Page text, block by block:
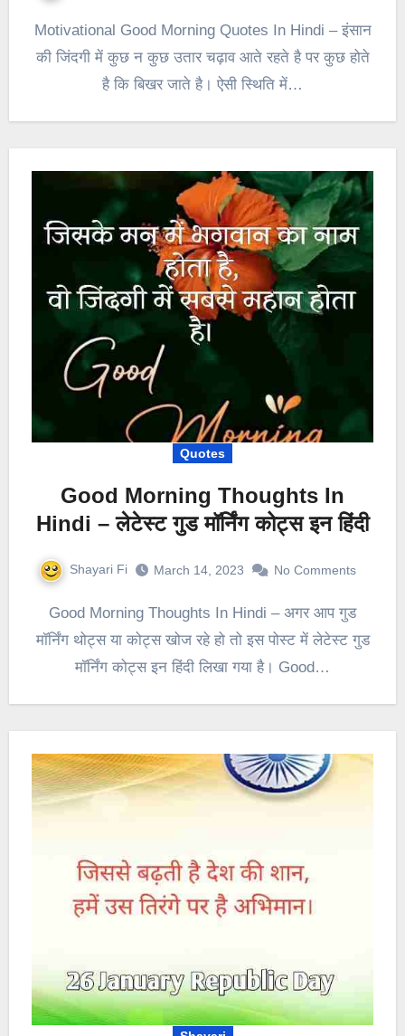
Motivational Good Morning Quotes In Hindi – इंसान
की जिंदगी में कुछ न कुछ उतार चढ़ाव आते रहते है पर कुछ होते
है कि बिखर जाते है। ऐसी स्थिति में…
Quotes
Good Morning Thoughts In
Hindi – लेटेस्ट गुड मॉर्निंग कोट्स इन हिंदी
Shayari Fi March 14, 2023 No Comments
Good Morning Thoughts In Hindi – अगर आप गुड
मॉर्निंग थोट्स या कोट्स खोज रहे हो तो इस पोस्ट में लेटेस्ट गुड
मॉर्निंग कोट्स इन हिंदी लिखा गया है। Good…